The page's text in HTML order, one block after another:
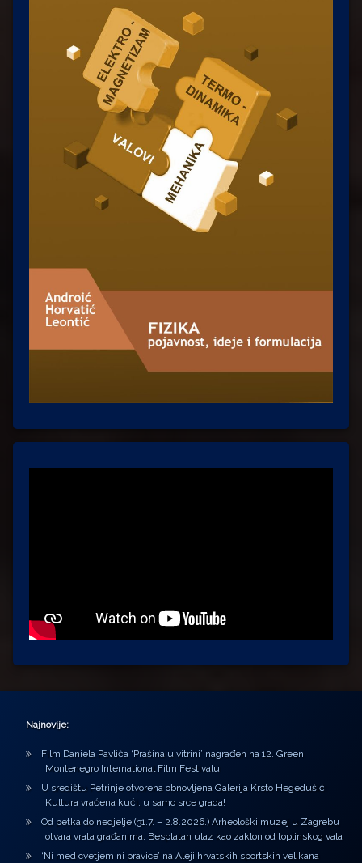
Najnovije:
Film Daniela Pavlića ‘Prašina u vitrini’ nagrađen na 12. Green
Montenegro International Film Festivalu
U središtu Petrinje otvorena obnovljena Galerija Krsto Hegedušić:
Kultura vraćena kući, u samo srce grada!
Od petka do nedjelje (31.7. – 2.8.2026.) Arheološki muzej u Zagrebu
otvara vrata građanima: Besplatan ulaz kao zaklon od toplinskog vala
‘Ni med cvetjem ni pravice’ na Aleji hrvatskih sportskih velikana